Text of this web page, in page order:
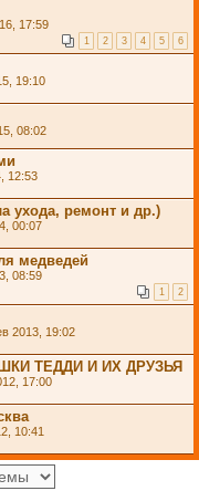
17:59
1 2 3 4 5 6
19:10
08:02
12:53
ухода, ремонт и др.)
00:07
медведей
08:59
1 2
2013, 19:02
ТЕДДИ И ИХ ДРУЗЬЯ
17:00
10:41